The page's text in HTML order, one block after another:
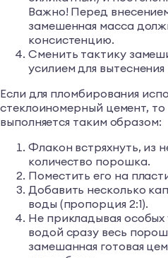
Важно! Перед
замешенная масса
консистенцию.
Сменить тактику
усилием для вытеснения
Если для пломбирования
стеклоиномерный цемент,
выполняется таким образом:
Флакон встряхнуть, из
количество порошка.
Поместить его на
Добавить несколько
воды (пропорция 2:1).
Не прикладывая
водой сразу весь
замешанная готовая